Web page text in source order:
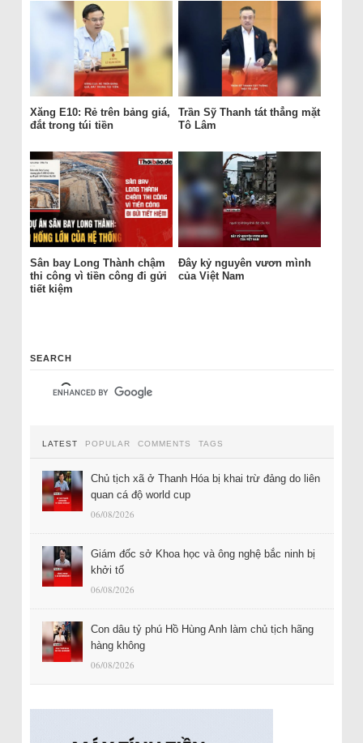
Xăng E10: Rẻ trên bảng giá,
đắt trong túi tiền
Trần Sỹ Thanh tát thẳng mặt
Tô Lâm
Sân bay Long Thành chậm
thi công vì tiền công đi gửi
tiết kiệm
Đây kỷ nguyên vươn mình
của Việt Nam
SEARCH
LATEST POPULAR COMMENTS TAGS
Chủ tịch xã ở Thanh Hóa bị khai trừ đảng do liên
quan cá độ world cup
06/08/2026
Giám đốc sở Khoa học và ông nghệ bắc ninh bị
khởi tố
06/08/2026
Con dâu tỷ phú Hồ Hùng Anh làm chủ tịch hãng
hàng không
06/08/2026